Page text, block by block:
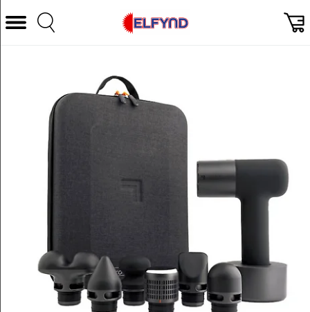
Välj Kategori
TV & Bild
Foto & Video
Vitvaror
Ljud & HiFi
Smart hem
Personvård
Wearables och träning